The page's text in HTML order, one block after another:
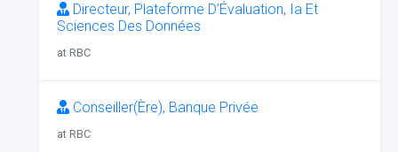
Directeur, Plateforme D’Évaluation, Ia Et
Sciences Des Données
at RBC
Conseiller(Ère), Banque Privée
at RBC